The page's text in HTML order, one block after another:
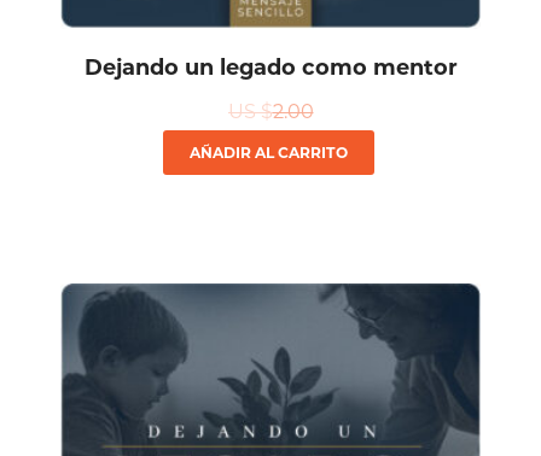
Dejando un legado como mentor
US $2.00
AÑADIR AL CARRITO